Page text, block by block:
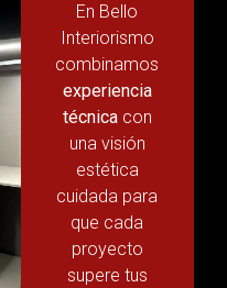
En Bello
Interiorismo
combinamos
experiencia
técnicacon
una visión
estética
cuidada para
que cada
proyecto
supere tus